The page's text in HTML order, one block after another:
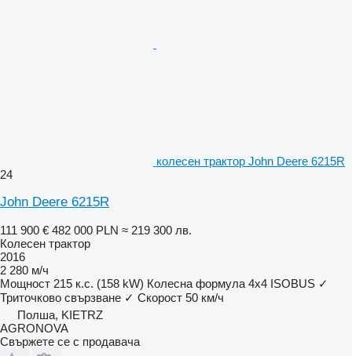
колесен трактор John Deere 6215R
24
John Deere 6215R
111 900 € 482 000 PLN ≈ 219 300 лв.
Колесен трактор
2016
2 280 м/ч
Мощност 215 к.с. (158 kW) Колесна формула 4x4 ISOBUS ✓
Триточково свързване ✓ Скорост 50 км/ч
Полша, KIETRZ
AGRONOVA
Свържете се с продавача